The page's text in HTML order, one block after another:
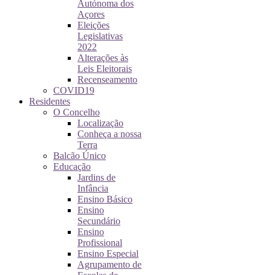
Autónoma dos
Açores
Eleições
Legislativas
2022
Alterações às
Leis Eleitorais
Recenseamento
COVID19
Residentes
O Concelho
Localização
Conheça a nossa
Terra
Balcão Único
Educação
Jardins de
Infância
Ensino Básico
Ensino
Secundário
Ensino
Profissional
Ensino Especial
Agrupamento de